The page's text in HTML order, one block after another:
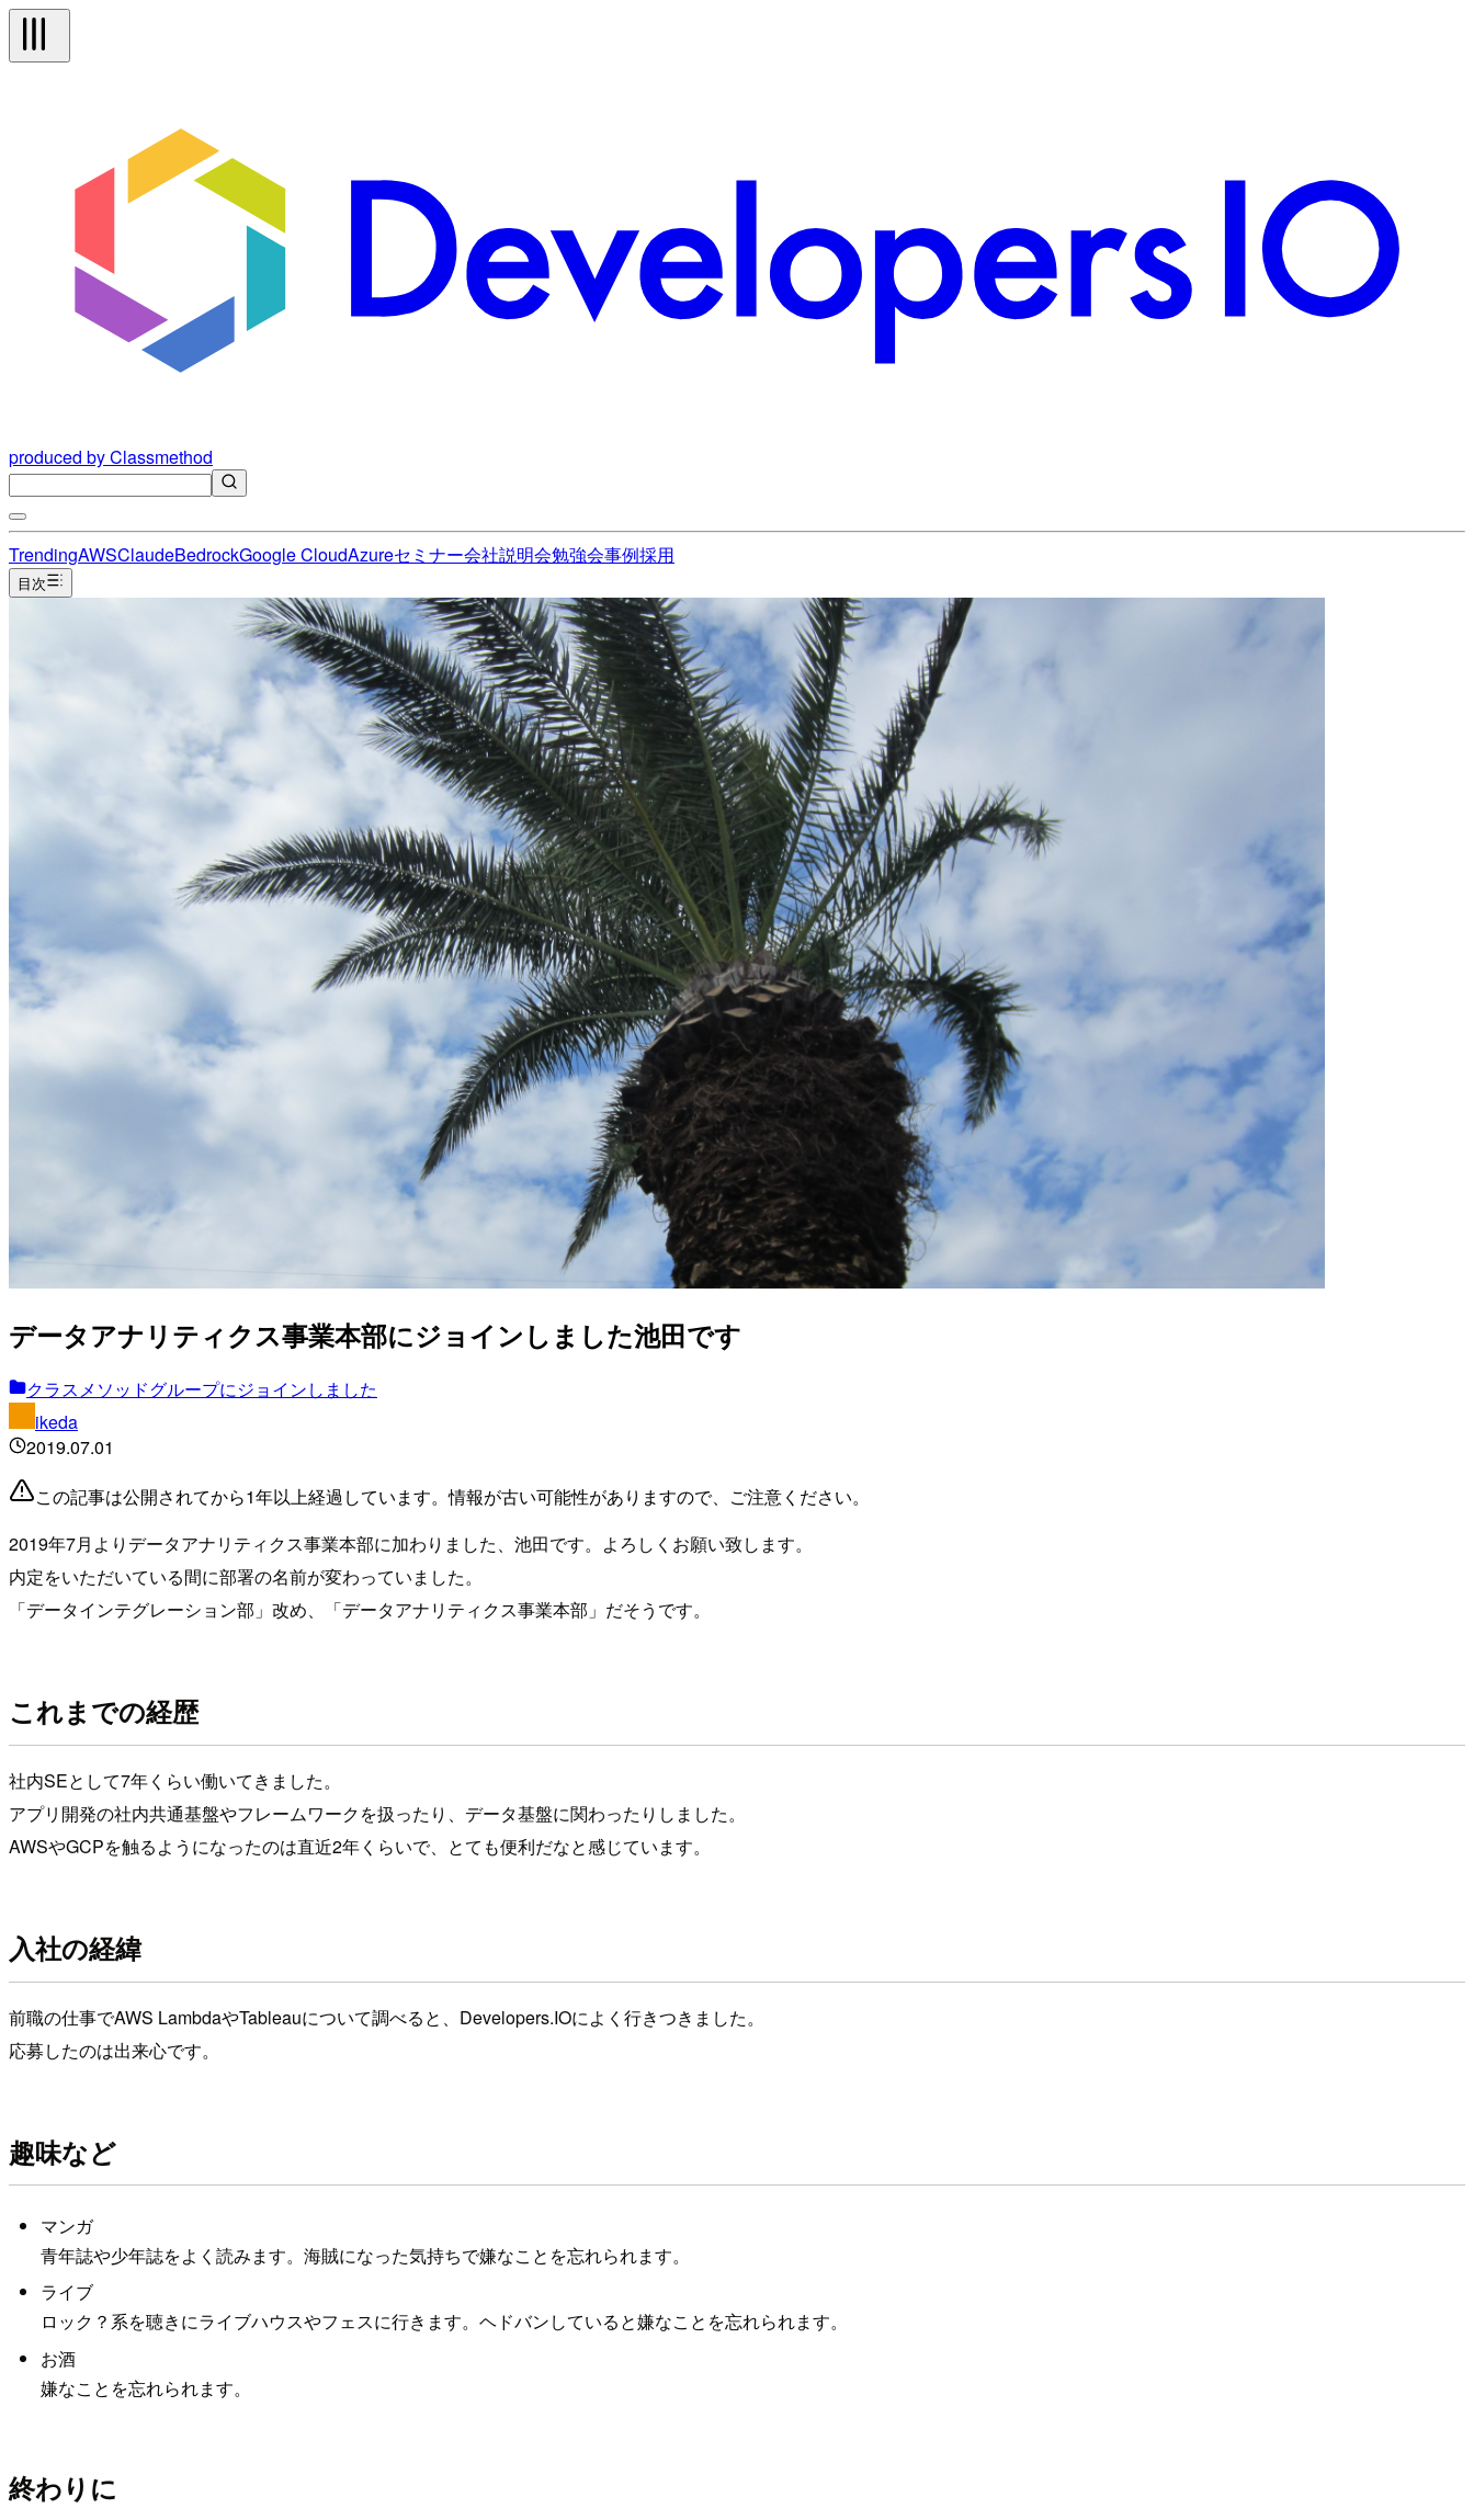
produced by Classmethod
TrendingAWSClaudeBedrockGoogle CloudAzureセミナー会社説明会勉強会事例採用
目次
データアナリティクス事業本部にジョインしました池田です
クラスメソッドグループにジョインしました
ikeda
2019.07.01
この記事は公開されてから1年以上経過しています。情報が古い可能性がありますので、ご注意ください。
2019年7月よりデータアナリティクス事業本部に加わりました、池田です。よろしくお願い致します。
内定をいただいている間に部署の名前が変わっていました。
「データインテグレーション部」改め、「データアナリティクス事業本部」だそうです。
これまでの経歴
社内SEとして7年くらい働いてきました。
アプリ開発の社内共通基盤やフレームワークを扱ったり、データ基盤に関わったりしました。
AWSやGCPを触るようになったのは直近2年くらいで、とても便利だなと感じています。
入社の経緯
前職の仕事でAWS LambdaやTableauについて調べると、Developers.IOによく行きつきました。
応募したのは出来心です。
趣味など
マンガ
青年誌や少年誌をよく読みます。海賊になった気持ちで嫌なことを忘れられます。
ライブ
ロック？系を聴きにライブハウスやフェスに行きます。ヘドバンしていると嫌なことを忘れられます。
お酒
嫌なことを忘れられます。
終わりに